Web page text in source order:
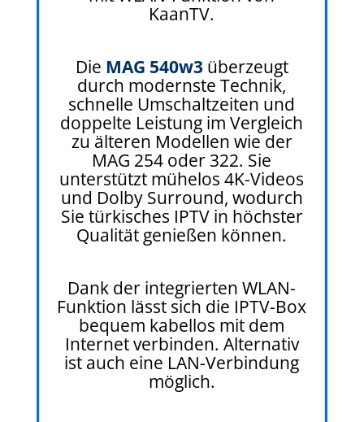
KaanTV.
Die MAG 540w3überzeugt
durch modernste Technik,
schnelle Umschaltzeiten und
doppelte Leistung im Vergleich
zu älteren Modellen wie der
MAG 254 oder 322. Sie
unterstützt mühelos 4K-Videos
und Dolby Surround, wodurch
Sie türkisches IPTV in höchster
Qualität genießen können.
Dank der integrierten WLAN-
Funktion lässt sich die IPTV-Box
bequem kabellos mit dem
Internet verbinden. Alternativ
ist auch eine LAN-Verbindung
möglich.